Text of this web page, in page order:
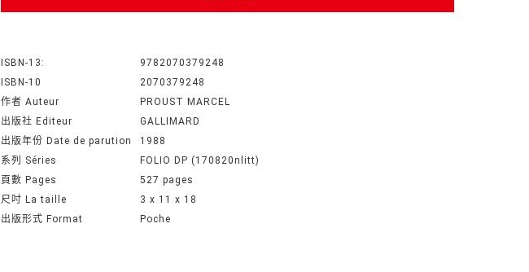
ISBN-13:
9782070379248
ISBN-10
2070379248
作者 Auteur
PROUST MARCEL
出版社 Editeur
GALLIMARD
出版年份 Date de parution
1988
系列 Séries
FOLIO DP (170820nlitt)
頁數 Pages
527 pages
尺吋 La taille
3 x 11 x 18
出版形式 Format
Poche